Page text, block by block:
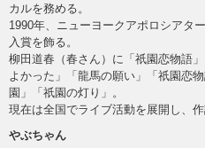
カルを務める。
1990年、ニューヨークアポロシアタ
入賞を飾る。
柳田道春（春さん）に「祇園恋物語
よかった」「龍馬の願い」「祇園恋
園」「祇園の灯り」。
現在は全国でライブ活動を展開し、
やぶちゃん